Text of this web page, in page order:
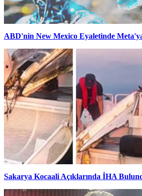
ABD'nin New Mexico Eyaletinde
Sakarya Kocaali Açıklarında İHA